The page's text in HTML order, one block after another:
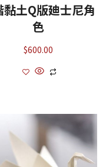
黏土Q版廸士尼角
色
$600.00